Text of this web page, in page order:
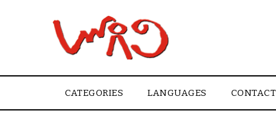
CATEGORIES LANGUAGES CONTACT